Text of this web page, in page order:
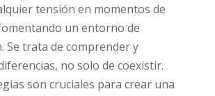
tensión en momentos de
un entorno de
Se trata de comprender y
no solo de coexistir.
son cruciales para crear una